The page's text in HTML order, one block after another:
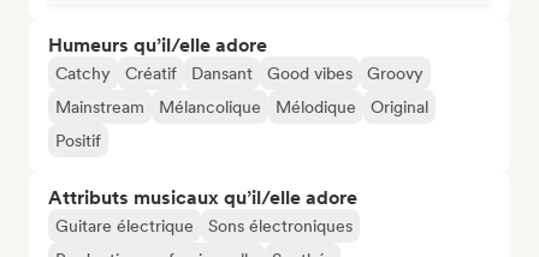
Humeurs qu’il/elle adore
Catchy Créatif Dansant Good vibes
Groovy
Mainstream
Mélancolique Mélodique
Original
Positif
Attributs musicaux qu’il/elle adore
Guitare électrique
Sons électroniques